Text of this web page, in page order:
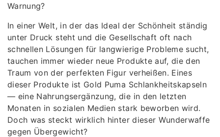
Warnung?
In einer Welt, in der das Ideal der Schönheit ständig
unter Druck steht und die Gesellschaft oft nach
schnellen Lösungen für langwierige Probleme sucht,
tauchen immer wieder neue Produkte auf, die den
Traum von der perfekten Figur verheißen. Eines
dieser Produkte ist Gold Puma Schlankheitskapseln
— eine Nahrungsergänzung, die in den letzten
Monaten in sozialen Medien stark beworben wird.
Doch was steckt wirklich hinter dieser Wunderwaffe
gegen Übergewicht?